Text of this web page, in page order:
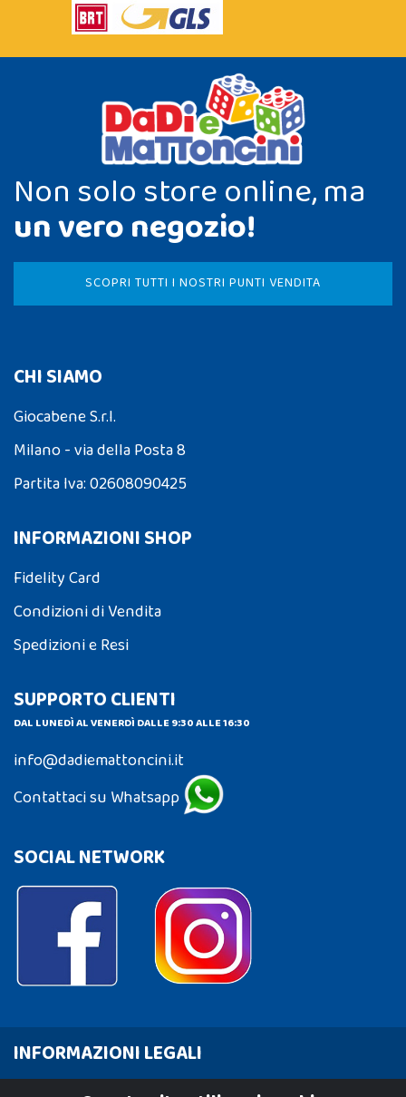
Non solo store online, ma
un vero negozio!
SCOPRI TUTTI I NOSTRI PUNTI VENDITA
CHI SIAMO
Giocabene S.r.l.
Milano - via della Posta 8
Partita Iva: 02608090425
INFORMAZIONI SHOP
Fidelity Card
Condizioni di Vendita
Spedizioni e Resi
SUPPORTO CLIENTI
DAL LUNEDÌ AL VENERDÌ DALLE 9:30 ALLE 16:30
info@dadiemattoncini.it
Contattaci su Whatsapp
SOCIAL NETWORK
INFORMAZIONI LEGALI